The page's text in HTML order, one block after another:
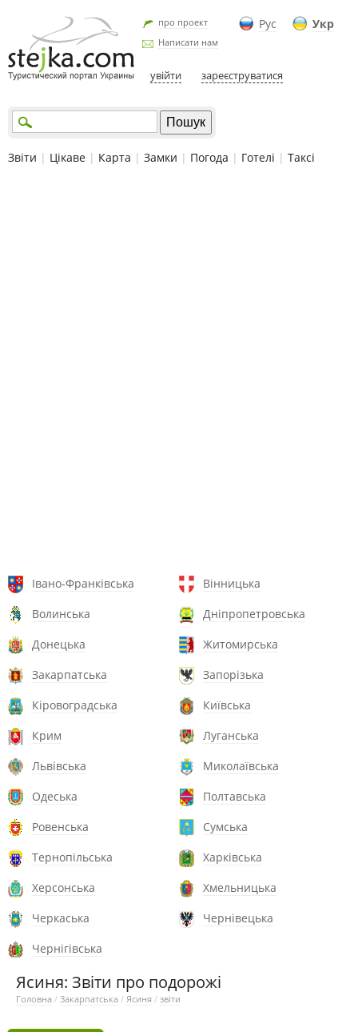
Рус Укр
про проект
Написати нам
увійти зареєструватися
Звіти | Цікаве | Карта | Замки | Погода | Готелі | Таксі
Івано-Франківська
Вінницька
Волинська
Дніпропетровська
Донецька
Житомирська
Закарпатська
Запорізька
Кіровоградська
Київська
Крим
Луганська
Львівська
Миколаївська
Одеська
Полтавська
Ровенська
Сумська
Тернопільська
Харківська
Херсонська
Хмельницька
Черкаська
Чернівецька
Чернігівська
Ясиня: Звіти про подорожі
Головна / Закарпатська / Ясиня / звіти